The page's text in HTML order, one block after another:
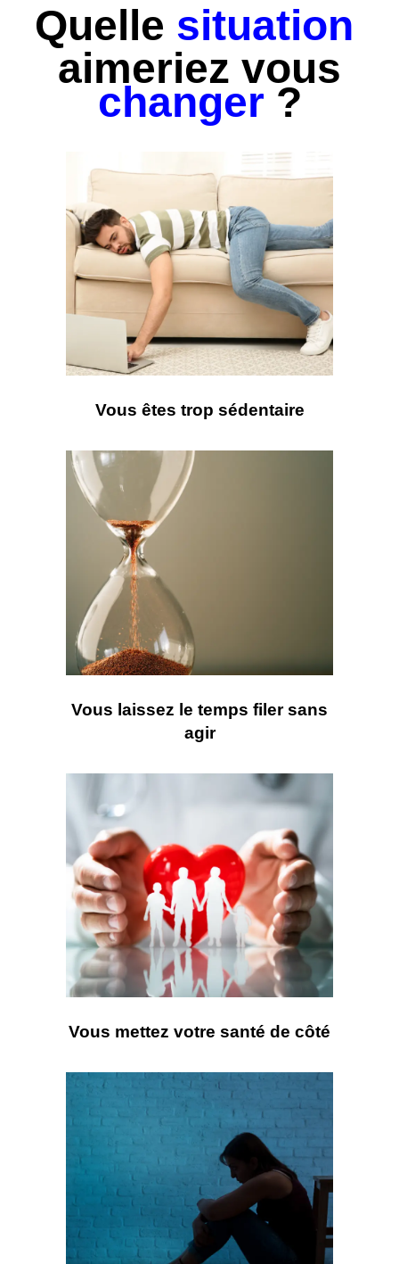
Quelle situation
aimeriez vous
changer ?
Vous êtes trop sédentaire
Vous laissez le temps filer sans
agir
Vous mettez votre santé de côté